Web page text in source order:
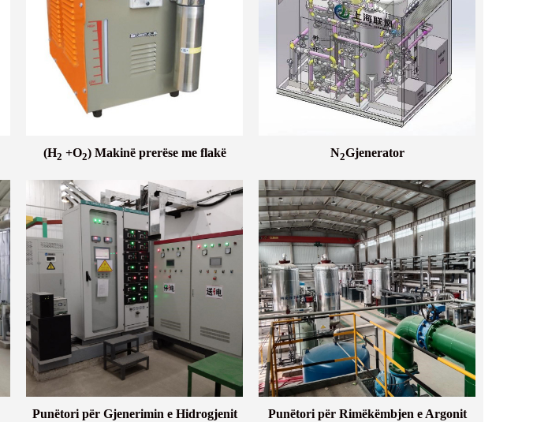
(H2 +O2) Makinë prerëse me flakë N2Gjenerator
Punëtori për Gjenerimin e Hidrogjenit Punëtori për Rimëkëmbjen e Argonit